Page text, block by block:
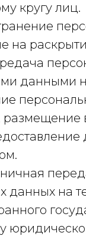
кругу лиц.
на
данными
данных на